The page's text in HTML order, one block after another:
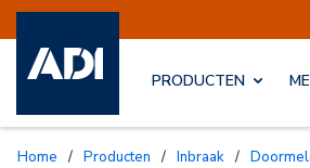
PRODUCTEN
Home / Producten / Inbraak /